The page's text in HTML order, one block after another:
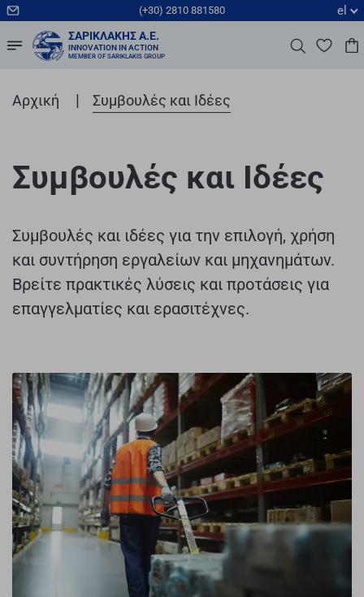
(+30) 2810 881580 el
ΣΑΡΙΚΛΆΚΗΣ Α.Ε.
INNOVATION IN ACTION
MEMBER OF SARIKLAKIS GROUP
Αρχική | Συμβουλές και Ιδέες
Συμβουλές και Ιδέες
Συμβουλές και ιδέες για την επιλογή, χρήση
και συντήρηση εργαλείων και μηχανημάτων.
Βρείτε πρακτικές λύσεις και προτάσεις για
επαγγελματίες και ερασιτέχνες.